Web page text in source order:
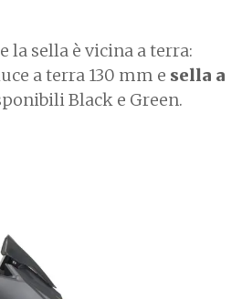
la sella è vicina a terra:
a terra 130 mm e sella a
Black e Green.